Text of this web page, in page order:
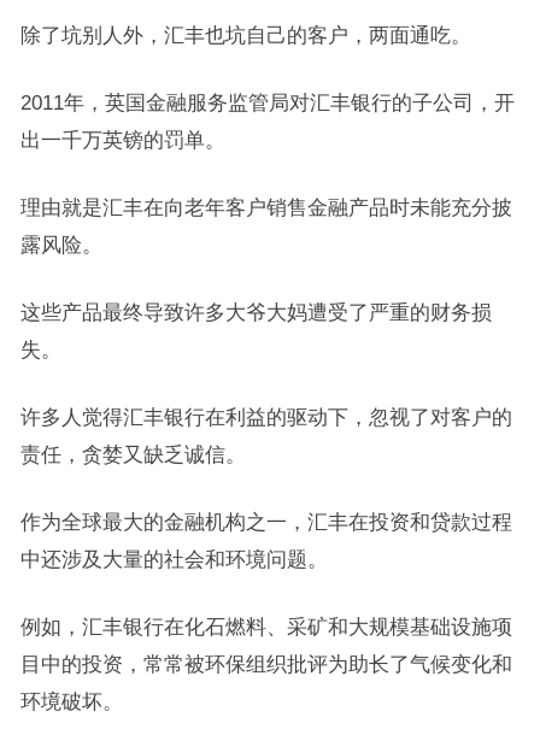
除了坑别人外，汇丰也坑自己的客户，两面通吃。
2011年，英国金融服务监管局对汇丰银行的子公司，开
出一千万英镑的罚单。
理由就是汇丰在向老年客户销售金融产品时未能充分披
露风险。
这些产品最终导致许多大爷大妈遭受了严重的财务损
失。
许多人觉得汇丰银行在利益的驱动下，忽视了对客户的
责任，贪婪又缺乏诚信。
作为全球最大的金融机构之一，汇丰在投资和贷款过程
中还涉及大量的社会和环境问题。
例如，汇丰银行在化石燃料、采矿和大规模基础设施项
目中的投资，常常被环保组织批评为助长了气候变化和
环境破坏。